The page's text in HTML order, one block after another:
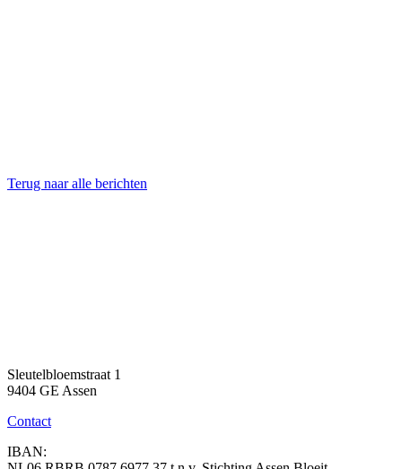
Terug naar alle berichten
Sleutelbloemstraat 1
9404 GE Assen
Contact
IBAN: